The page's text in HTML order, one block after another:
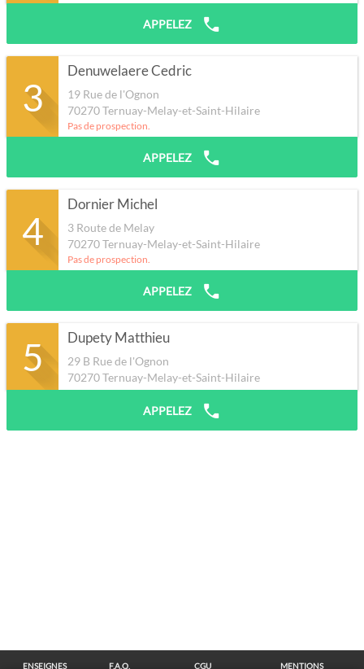
APPELEZ
3
Denuwelaere Cedric
19 Rue de l'Ognon
70270Ternuay-Melay-et-Saint-Hilaire
Pas de prospection.
APPELEZ
4
Dornier Michel
3 Route de Melay
70270Ternuay-Melay-et-Saint-Hilaire
Pas de prospection.
APPELEZ
5 Dupety Matthieu
29 B Rue de l'Ognon
70270Ternuay-Melay-et-Saint-Hilaire
APPELEZ
ENSEIGNES F.A.Q. CGU MENTIONS